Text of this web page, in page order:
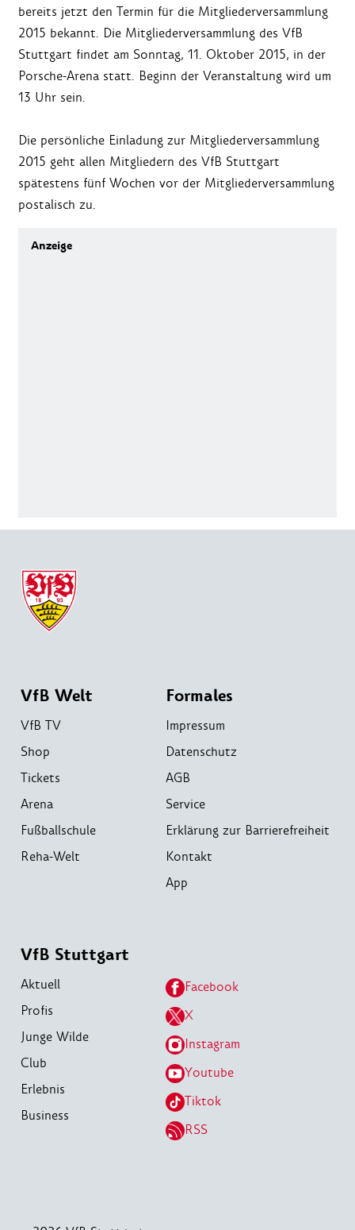
bereits jetzt den Termin für die Mitgliederversammlung
2015 bekannt. Die Mitgliederversammlung des VfB
Stuttgart findet am Sonntag, 11. Oktober 2015, in der
Porsche-Arena statt. Beginn der Veranstaltung wird um
13 Uhr sein.
Die persönliche Einladung zur Mitgliederversammlung
2015 geht allen Mitgliedern des VfB Stuttgart
spätestens fünf Wochen vor der Mitgliederversammlung
postalisch zu.
VfB Welt
VfB TV
Shop
Tickets
Arena
Fußballschule
Reha-Welt
Formales
Impressum
Datenschutz
AGB
Service
Erklärung zur Barrierefreiheit
Kontakt
App
VfB Stuttgart
Aktuell
Profis
Junge Wilde
Club
Erlebnis
Business
Facebook
X
Instagram
Youtube
Tiktok
RSS